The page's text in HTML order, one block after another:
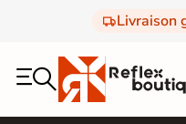
Livraison